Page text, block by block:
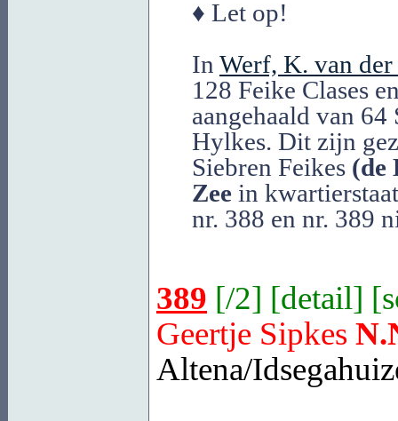
♦ Let op!
In Werf, K. van
128 Feike Clases
aangehaald van
Hylkes. Dit zijn
Siebren Feikes (de
Zee in
nr. 388 en nr. 389
389 [/2] [detail] [
Geertje Sipkes
Altena/